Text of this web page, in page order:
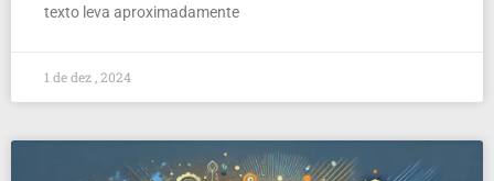
texto leva aproximadamente
1 de dez , 2024